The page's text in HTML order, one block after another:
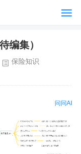
编集）
保险知识
问问AI